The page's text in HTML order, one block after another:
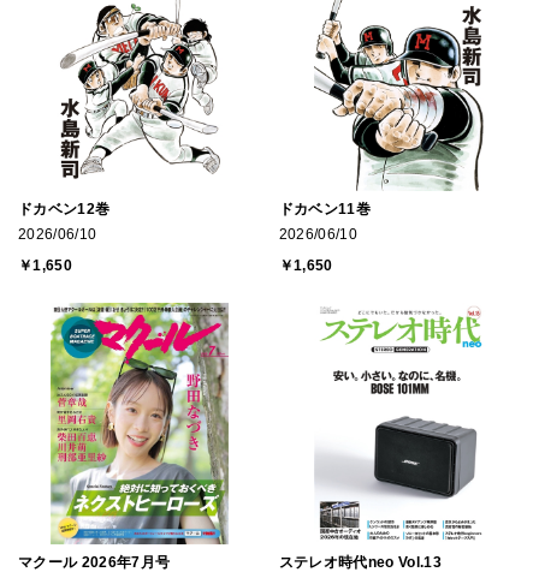
ドカベン12巻
2026/06/10
￥1,650
ドカベン11巻
2026/06/10
￥1,650
マクール 2026年7月号
ステレオ時代neo Vol.13